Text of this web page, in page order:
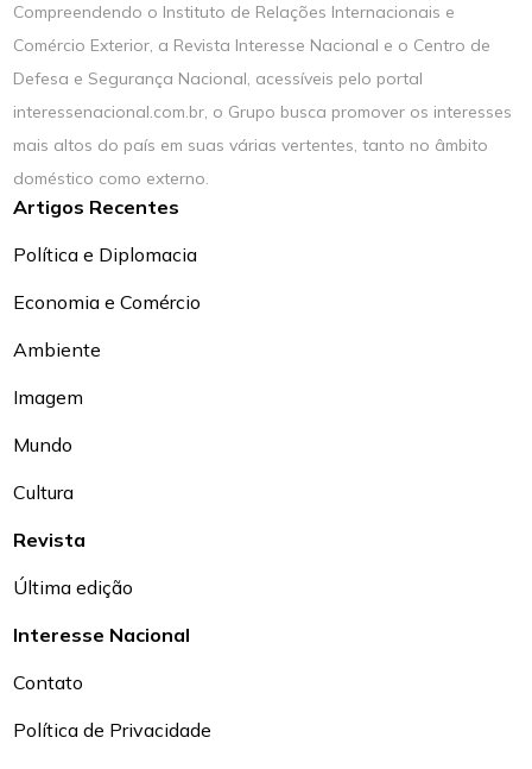
Compreendendo o Instituto de Relações Internacionais e
Comércio Exterior, a Revista Interesse Nacional e o Centro de
Defesa e Segurança Nacional, acessíveis pelo portal
interessenacional.com.br, o Grupo busca promover os interesses
mais altos do país em suas várias vertentes, tanto no âmbito
doméstico como externo.
Artigos Recentes
Política e Diplomacia
Economia e Comércio
Ambiente
Imagem
Mundo
Cultura
Revista
Última edição
Interesse Nacional
Contato
Política de Privacidade